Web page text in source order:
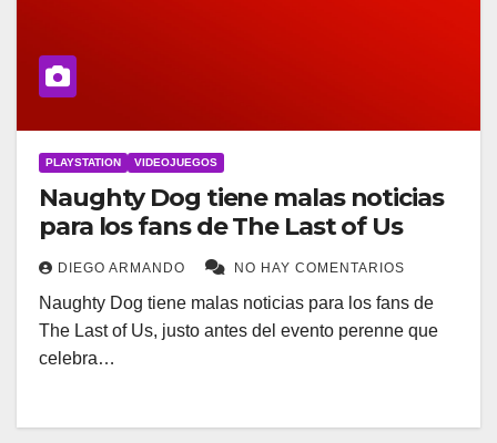
PLAYSTATION VIDEOJUEGOS
Naughty Dog tiene malas noticias
para los fans de The Last of Us
DIEGO ARMANDO NO HAY COMENTARIOS
Naughty Dog tiene malas noticias para los fans de
The Last of Us, justo antes del evento perenne que
celebra…